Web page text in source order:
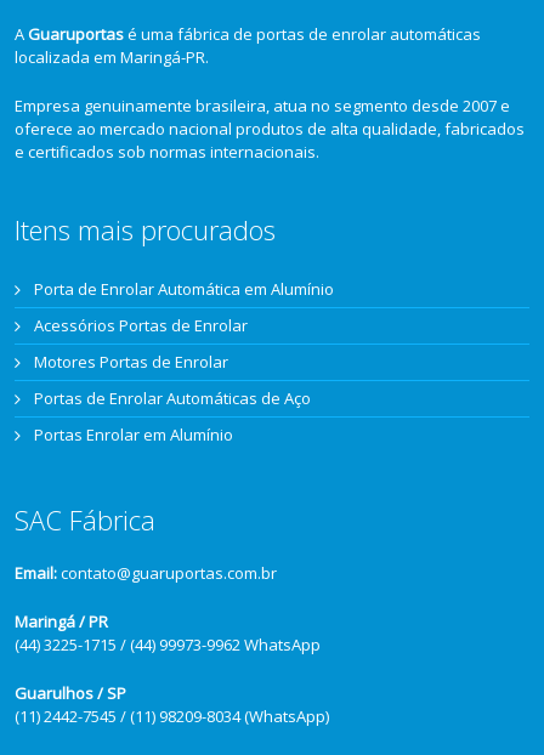
AGuaruportasé uma fábrica de portas de enrolar automáticas
localizada em Maringá-PR.
Empresa genuinamente brasileira, atua no segmento desde 2007 e
oferece ao mercado nacional produtos de alta qualidade, fabricados
e certificados sob normas internacionais.
Itens mais procurados
Porta de Enrolar Automática em Alumínio
Acessórios Portas de Enrolar
Motores Portas de Enrolar
Portas de Enrolar Automáticas de Aço
Portas Enrolar em Alumínio
SAC Fábrica
Email:contato@guaruportas.com.br
Maringá / PR
(44) 3225-1715 / (44) 99973-9962 WhatsApp
Guarulhos / SP
(11) 2442-7545 / (11) 98209-8034 (WhatsApp)